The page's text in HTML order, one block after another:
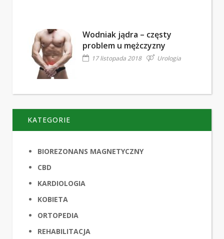
Wodniak jądra – częsty
problem u mężczyzny
17 listopada 2018 Urologia
KATEGORIE
BIOREZONANS MAGNETYCZNY
CBD
KARDIOLOGIA
KOBIETA
ORTOPEDIA
REHABILITACJA